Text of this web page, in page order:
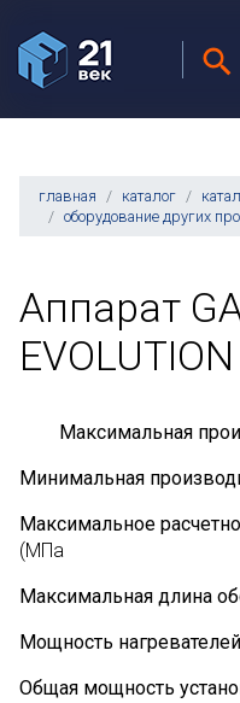
главная каталог
оборудование других
Аппарат
Максимальная
Минимальная
Максимальное
(МПа
Максимальная длина
Мощность нагревателей
Общая мощность